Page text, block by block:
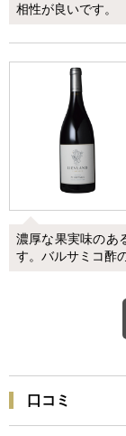
相性が良いです。
濃厚な果実味のあ
す。バルサミコ酢
口コミ